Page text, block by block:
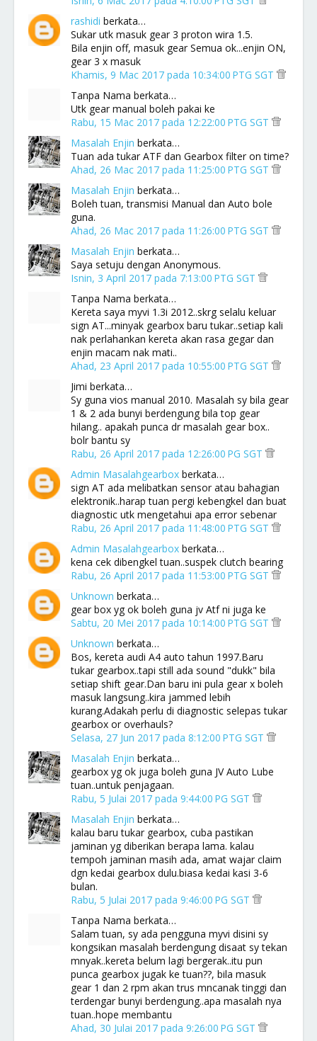
rashidi berkata…
Sukar utk masuk gear 3 proton wira 1.5.
Bila enjin off, masuk gear Semua ok...enjin ON,
gear 3 x masuk
Khamis, 9 Mac 2017 pada 10:34:00 PTG SGT
Tanpa Nama berkata…
Utk gear manual boleh pakai ke
Rabu, 15 Mac 2017 pada 12:22:00 PTG SGT
Masalah Enjin berkata…
Tuan ada tukar ATF dan Gearbox filter on time?
Ahad, 26 Mac 2017 pada 11:25:00 PTG SGT
Masalah Enjin berkata…
Boleh tuan, transmisi Manual dan Auto bole
guna.
Ahad, 26 Mac 2017 pada 11:26:00 PTG SGT
Masalah Enjin berkata…
Saya setuju dengan Anonymous.
Isnin, 3 April 2017 pada 7:13:00 PTG SGT
Tanpa Nama berkata…
Kereta saya myvi 1.3i 2012..skrg selalu keluar
sign AT...minyak gearbox baru tukar..setiap kali
nak perlahankan kereta akan rasa gegar dan
enjin macam nak mati..
Ahad, 23 April 2017 pada 10:55:00 PTG SGT
Jimi berkata…
Sy guna vios manual 2010. Masalah sy bila gear
1 & 2 ada bunyi berdengung bila top gear
hilang.. apakah punca dr masalah gear box..
bolr bantu sy
Rabu, 26 April 2017 pada 12:26:00 PG SGT
Admin Masalahgearbox berkata…
sign AT ada melibatkan sensor atau bahagian
elektronik..harap tuan pergi kebengkel dan buat
diagnostic utk mengetahui apa error sebenar
Rabu, 26 April 2017 pada 11:48:00 PTG SGT
Admin Masalahgearbox berkata…
kena cek dibengkel tuan..suspek clutch bearing
Rabu, 26 April 2017 pada 11:53:00 PTG SGT
Unknown berkata…
gear box yg ok boleh guna jv Atf ni juga ke
Sabtu, 20 Mei 2017 pada 10:14:00 PTG SGT
Unknown berkata…
Bos, kereta audi A4 auto tahun 1997.Baru
tukar gearbox..tapi still ada sound "dukk" bila
setiap shift gear.Dan baru ini pula gear x boleh
masuk langsung..kira jammed lebih
kurang.Adakah perlu di diagnostic selepas tukar
gearbox or overhauls?
Selasa, 27 Jun 2017 pada 8:12:00 PTG SGT
Masalah Enjin berkata…
gearbox yg ok juga boleh guna JV Auto Lube
tuan..untuk penjagaan.
Rabu, 5 Julai 2017 pada 9:44:00 PG SGT
Masalah Enjin berkata…
kalau baru tukar gearbox, cuba pastikan
jaminan yg diberikan berapa lama. kalau
tempoh jaminan masih ada, amat wajar claim
dgn kedai gearbox dulu.biasa kedai kasi 3-6
bulan.
Rabu, 5 Julai 2017 pada 9:46:00 PG SGT
Tanpa Nama berkata…
Salam tuan, sy ada pengguna myvi disini sy
kongsikan masalah berdengung disaat sy tekan
mnyak..kereta belum lagi bergerak..itu pun
punca gearbox jugak ke tuan??, bila masuk
gear 1 dan 2 rpm akan trus mncanak tinggi dan
terdengar bunyi berdengung..apa masalah nya
tuan..hope membantu
Ahad, 30 Julai 2017 pada 9:26:00 PG SGT